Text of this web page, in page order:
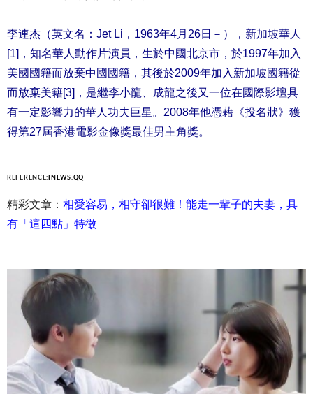
李連杰（英文名：Jet Li，1963年4月26日－），新加坡華人
[1]，知名華人動作片演員，生於中國北京市，於1997年加入
美國國籍而放棄中國國籍，其後於2009年加入新加坡國籍從
而放棄美籍[3]，是繼李小龍、成龍之後又一位在國際影壇具
有一定影響力的華人功夫巨星。2008年他憑藉《投名狀》獲
得第27屆香港電影金像獎最佳男主角獎。
REFERENCE: INEWS.QQ
精彩文章： 相愛容易，相守卻很難！能走一輩子的夫妻，具
有「這四點」特徵